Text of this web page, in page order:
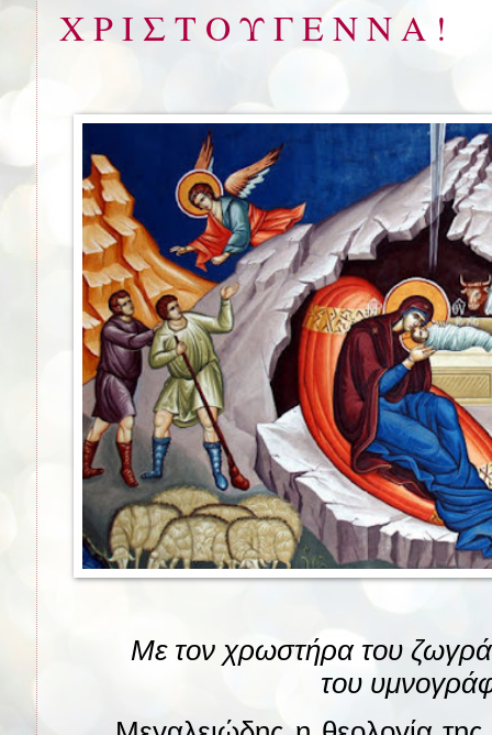
Χ Ρ Ι Σ Τ Ο Υ Γ Ε Ν Ν Α !
Με τον χρωστήρα του
του